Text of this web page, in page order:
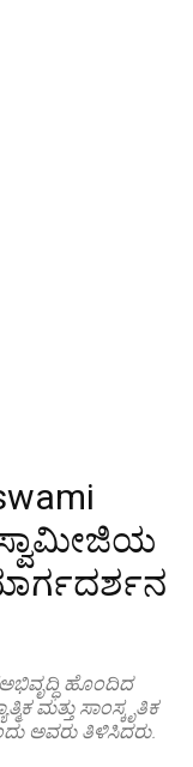
ಹೊಂದಿದ
ಮತ್ತು ಸಾಂಸ್ಕೃತಿಕ
ಅವರು ತಿಳಿಸಿದರು.